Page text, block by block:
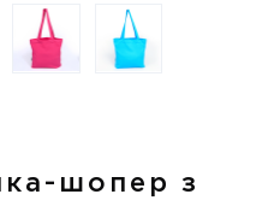
шопер з